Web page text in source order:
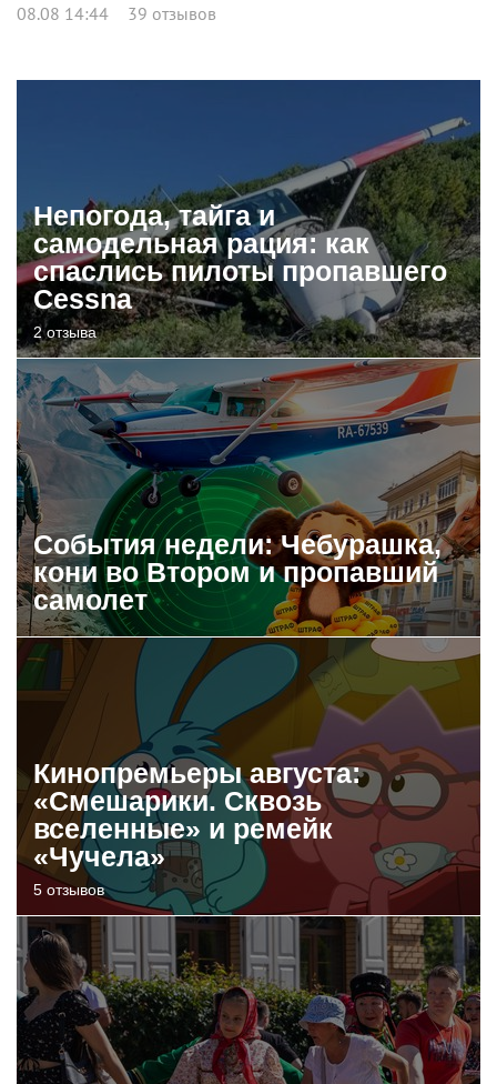
08.08 14:44 39 отзывов
Непогода, тайга и
самодельная рация: как
спаслись пилоты пропавшего
Cessna
2 отзыва
События недели: Чебурашка,
кони во Втором и пропавший
самолет
Кинопремьеры августа:
«Смешарики. Сквозь
вселенные» и ремейк
«Чучела»
5 отзывов